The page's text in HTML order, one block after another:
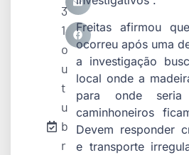
3
1
o
u
t
u
b
r
Freitas afirmou
ocorreu após uma
a investigação
local onde a
para onde seria
caminhoneiros
Devem responder
e transporte